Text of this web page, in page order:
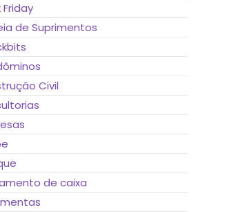
Friday
de Suprimentos
Civil
de caixa